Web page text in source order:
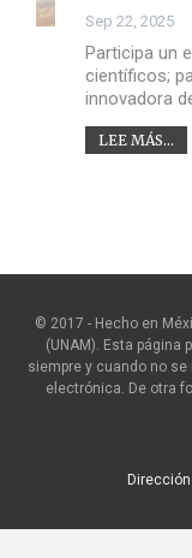
Sep 22, 2025
Participa un
científicos;
innovadora
LEE MÁS...
© 2017 - Hecho en
(UNAM). Esta página
siempre y cuando no
electrónica. De otra